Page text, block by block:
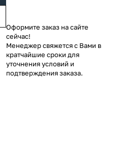
Оформите заказ на сайте
сейчас!
Менеджер свяжется с Вами в
кратчайшие сроки для
уточнения условий и
подтверждения заказа.